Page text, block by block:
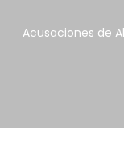
Acusaciones de